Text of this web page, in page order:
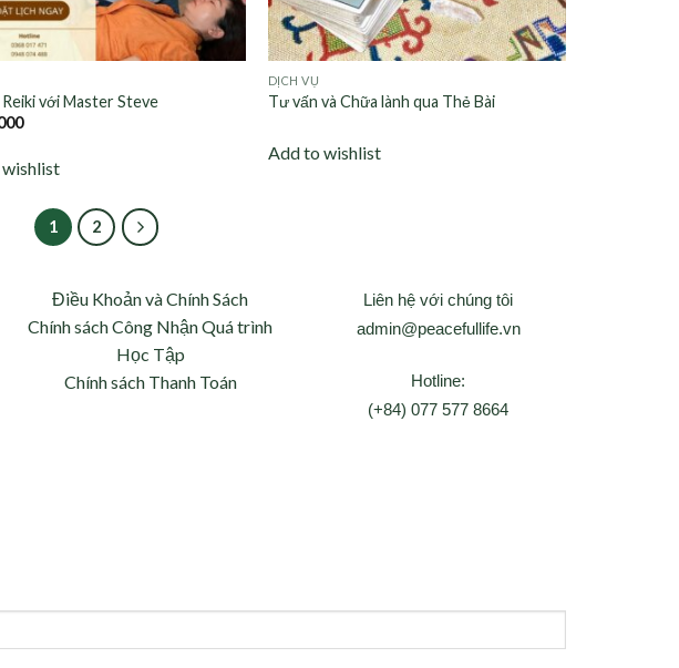
với Master Steve
DỊCH VỤ
Tư vấn và Chữa lành qua Thẻ Bài
Add to wishlist
1 2
Điều Khoản và Chính Sách
Chính sách Công Nhận Quá trình
Học Tập
Chính sách Thanh Toán
Liên hệ với chúng tôi
admin@peacefullife.vn
Hotline:
(+84) 077 577 8664